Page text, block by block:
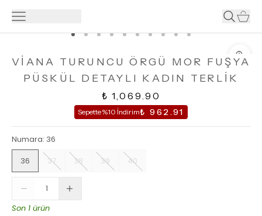
VİANA TURUNCU ÖRGÜ MOR FUŞYA
PÜSKÜL DETAYLI KADIN TERLİK
₺ 1,069.90
Sepette %10 İndirim₺ 962.91
Numara: 36
36
37 38 39 40
Son 1 ürün